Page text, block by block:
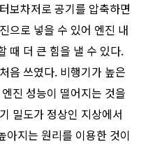
보차저로 공기를 압축하면
으로 넣을 수 있어 엔진 내
때 더 큰 힘을 낼 수 있다.
음 쓰였다. 비행기가 높은
진 성능이 떨어지는 것을
밀도가 정상인 지상에서
아지는 원리를 이용한 것이